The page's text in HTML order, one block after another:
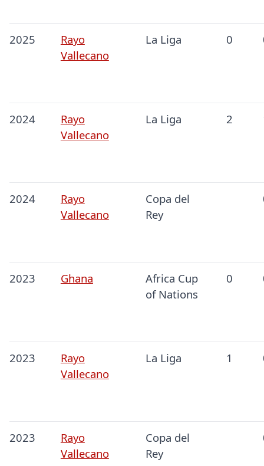
2025
Rayo
Vallecano
La Liga 0
2024
Rayo
Vallecano
La Liga 2
2024
Rayo
Vallecano
Copa del
Rey
2023 Ghana
Africa Cup
of Nations
0
2023
Rayo
Vallecano
La Liga 1
2023
Rayo
Vallecano
Copa del
Rey